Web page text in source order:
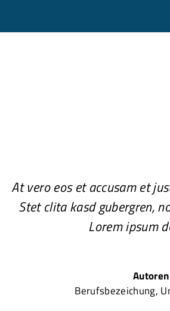
At vero eos et accusam et
Stet clita kasd gubergren,
Lorem ipsum
Berufsbezeichung,